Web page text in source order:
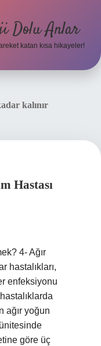
Dolu Anlar
katan kısa hikayeler!
kalınır
Hastası
4- Ağır
hastalıkları,
enfeksiyonu
ağır yoğun
göre üç